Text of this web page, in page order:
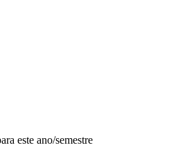
este ano/semestre